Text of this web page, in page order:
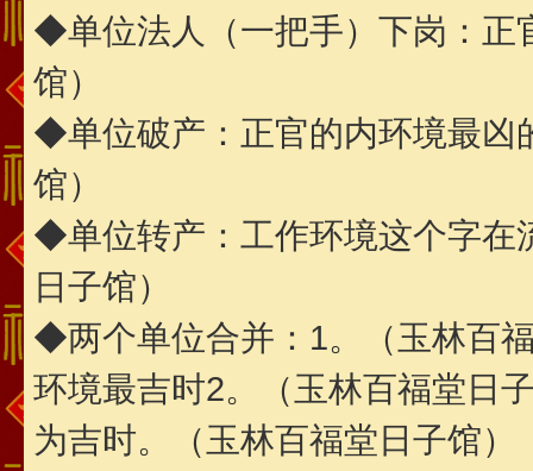
◆单位法人（一把手）下岗：正
馆）
◆单位破产：正官的内环境最凶
馆）
◆单位转产：工作环境这个字在
日子馆）
◆两个单位合并：1。（玉林百
环境最吉时2。（玉林百福堂日
为吉时。（玉林百福堂日子馆）